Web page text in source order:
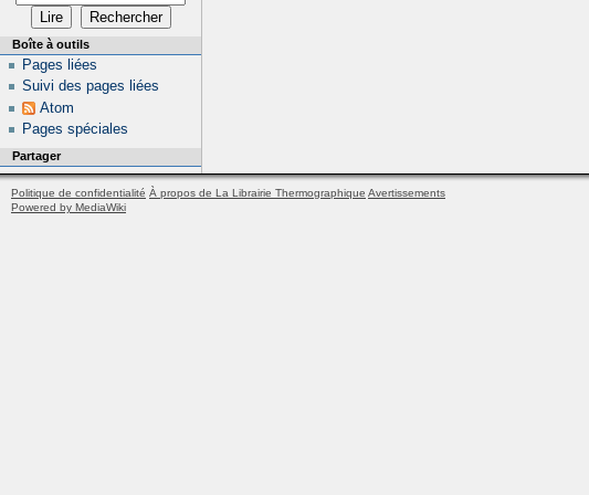
Boîte à outils
Pages liées
Suivi des pages liées
Atom
Pages spéciales
Partager
Politique de confidentialité À propos de La Librairie Thermographique Avertissements
Powered by MediaWiki